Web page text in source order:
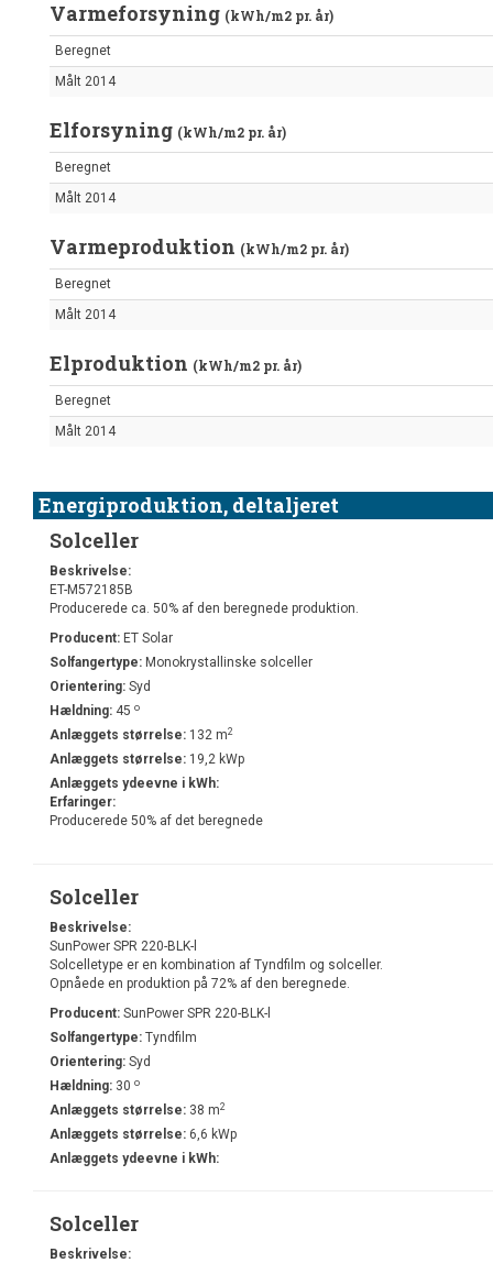
Varmeforsyning (kWh/m2 pr. år)
Beregnet
Målt 2014
Elforsyning (kWh/m2 pr. år)
Beregnet
Målt 2014
Varmeproduktion (kWh/m2 pr. år)
Beregnet
Målt 2014
Elproduktion (kWh/m2 pr. år)
Beregnet
Målt 2014
Energiproduktion, deltaljeret
Solceller
Beskrivelse:
ET-M572185B
Producerede ca. 50% af den beregnede produktion.
Producent: ET Solar
Solfangertype: Monokrystallinske solceller
Orientering: Syd
Hældning: 45 o
Anlæggets størrelse: 132 m2
Anlæggets størrelse: 19,2 kWp
Anlæggets ydeevne i kWh:
Erfaringer:
Producerede 50% af det beregnede
Solceller
Beskrivelse:
SunPower SPR 220-BLK-l
Solcelletype er en kombination af Tyndfilm og solceller.
Opnåede en produktion på 72% af den beregnede.
Producent: SunPower SPR 220-BLK-l
Solfangertype: Tyndfilm
Orientering: Syd
Hældning: 30 o
Anlæggets størrelse: 38 m2
Anlæggets størrelse: 6,6 kWp
Anlæggets ydeevne i kWh:
Solceller
Beskrivelse: